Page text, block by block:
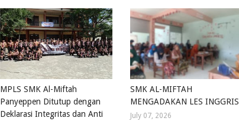
MPLS SMK Al-Miftah
Panyeppen Ditutup dengan
Deklarasi Integritas dan Anti
SMK AL-MIFTAH
MENGADAKAN LES INGGRIS
July 07, 2026